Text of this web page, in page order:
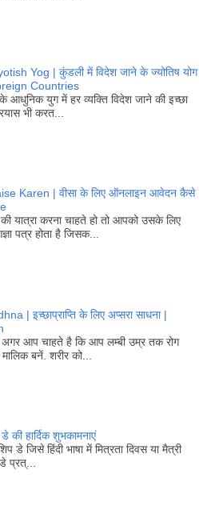
Yog | कुंडली में विदेश जाने के ज्योतिष योग
Countries
युग में हर व्यक्ति विदेश जाने की इच्छा
भी करत...
Karen | वीसा के लिए ऑनलाइन आवेदन कैसे
यात्रा करना चाहते हो तो आपको उसके लिए
पत्र होता है जिसक...
| इच्छाप्राप्ति के लिए अप्सरा साधना |
आप चाहते है कि आप लम्बी उम्र तक रोग
बनें. शरीर को...
हार्दिक शुभकामनाएं
जिसे हिंदी भाषा में मित्रता दिवस या मैत्री
प्रत्...